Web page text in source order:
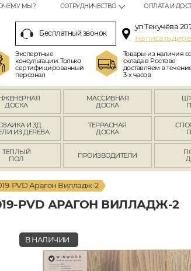
МЫ? СОТРУДНИЧЕСТВО ОПЛАТА И
Бесплатный звонок
ул.Текучёва
Написать
Экспертные
консультации. Только
сертифицированный
персонал
Товары из наличия
склада в Ростове
доставляем в
3-х часов
ДОСКА
МАССИВНАЯ
ДОСКА
И 3Д
ИЗ ДЕРЕВА
ТЕРРАСНАЯ
ДОСКА
ТЕПЛЫЙ
ПОЛ
ПРОИЗВОДИТЕЛИ
PVD Арагон Вилладж-2
PVD АРАГОН ВИЛЛАДЖ-2
В НАЛИЧИИ